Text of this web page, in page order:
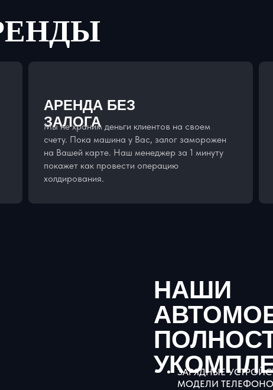
АРЕНДА БЕЗ
ЗАЛОГА
Мы не храним деньги клиентов на своем
счету. Пока машина у Вас, залог заморожен
на Вашей карте. Наш менеджер за 1 минуту
покажет как провести операцию
холдирования.
НАШИ
ЗАРЯДНЫЕ
МОДЕЛИ